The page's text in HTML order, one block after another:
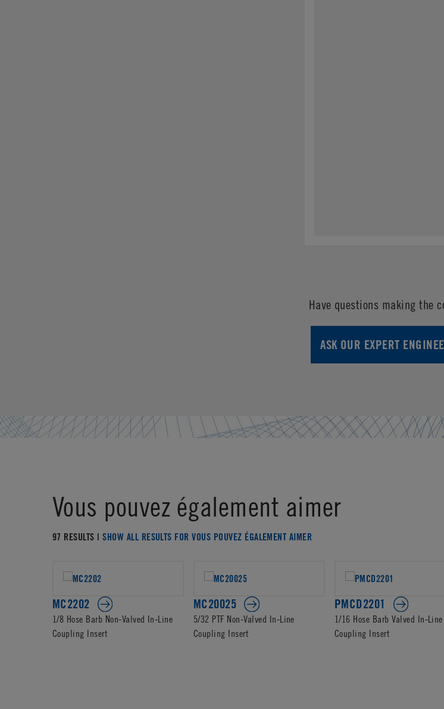
Have questions making the
ASK OUR EXPERT
Vous pouvez également aimer
97 RESULTS |SHOW ALL RESULTS FOR VOUS POUVEZ ÉGALEMENT AIMER
MC2202
1/8 Hose Barb Non-Valved In-Line
Coupling Insert
MC20025
5/32 PTF Non-Valved In-Line
Coupling Insert
PMCD2201
1/16 Hose Barb Valved In-Line
Coupling Insert